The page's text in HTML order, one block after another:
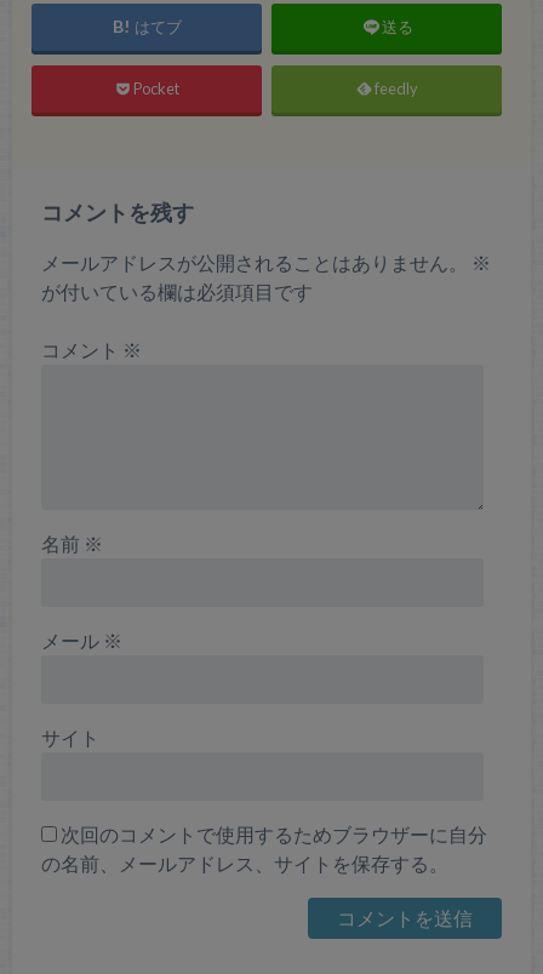
はてブ 送る
Pocket feedly
コメントを残す
メールアドレスが公開されることはありません。
※
が付いている欄は必須項目です
コメント ※
名前 ※
メール ※
サイト
次回のコメントで使用するためブラウザーに自分
の名前、メールアドレス、サイトを保存する。